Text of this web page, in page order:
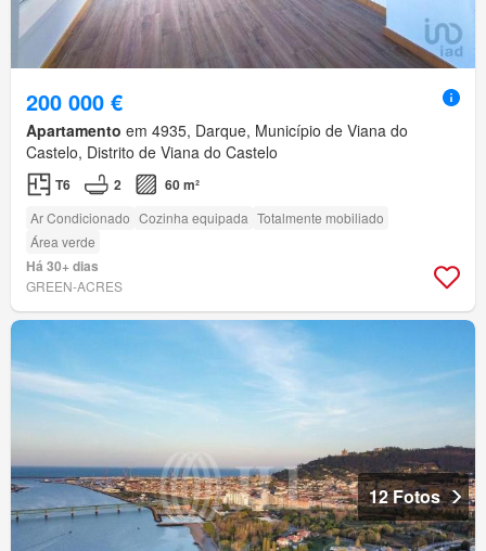
200 000 €
Apartamento em 4935, Darque, Município de Viana do
Castelo, Distrito de Viana do Castelo
T6 2 60 m²
Ar Condicionado Cozinha equipada Totalmente mobiliado
Área verde
Há 30+ dias
GREEN-ACRES
12 Fotos